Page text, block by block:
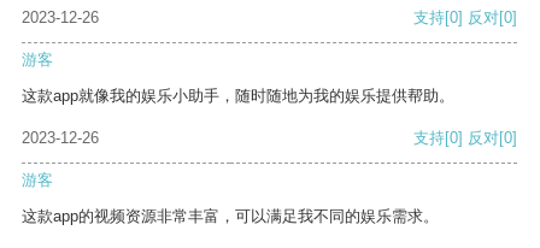
2023-12-26
支持[0] 反对[0]
游客
这款app就像我的娱乐小助手，随时随地为我的娱乐提供帮助。
2023-12-26 支持[0] 反对[0]
游客
这款app的视频资源非常丰富，可以满足我不同的娱乐需求。